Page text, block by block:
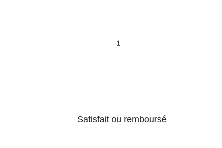
Satisfait ou remboursé